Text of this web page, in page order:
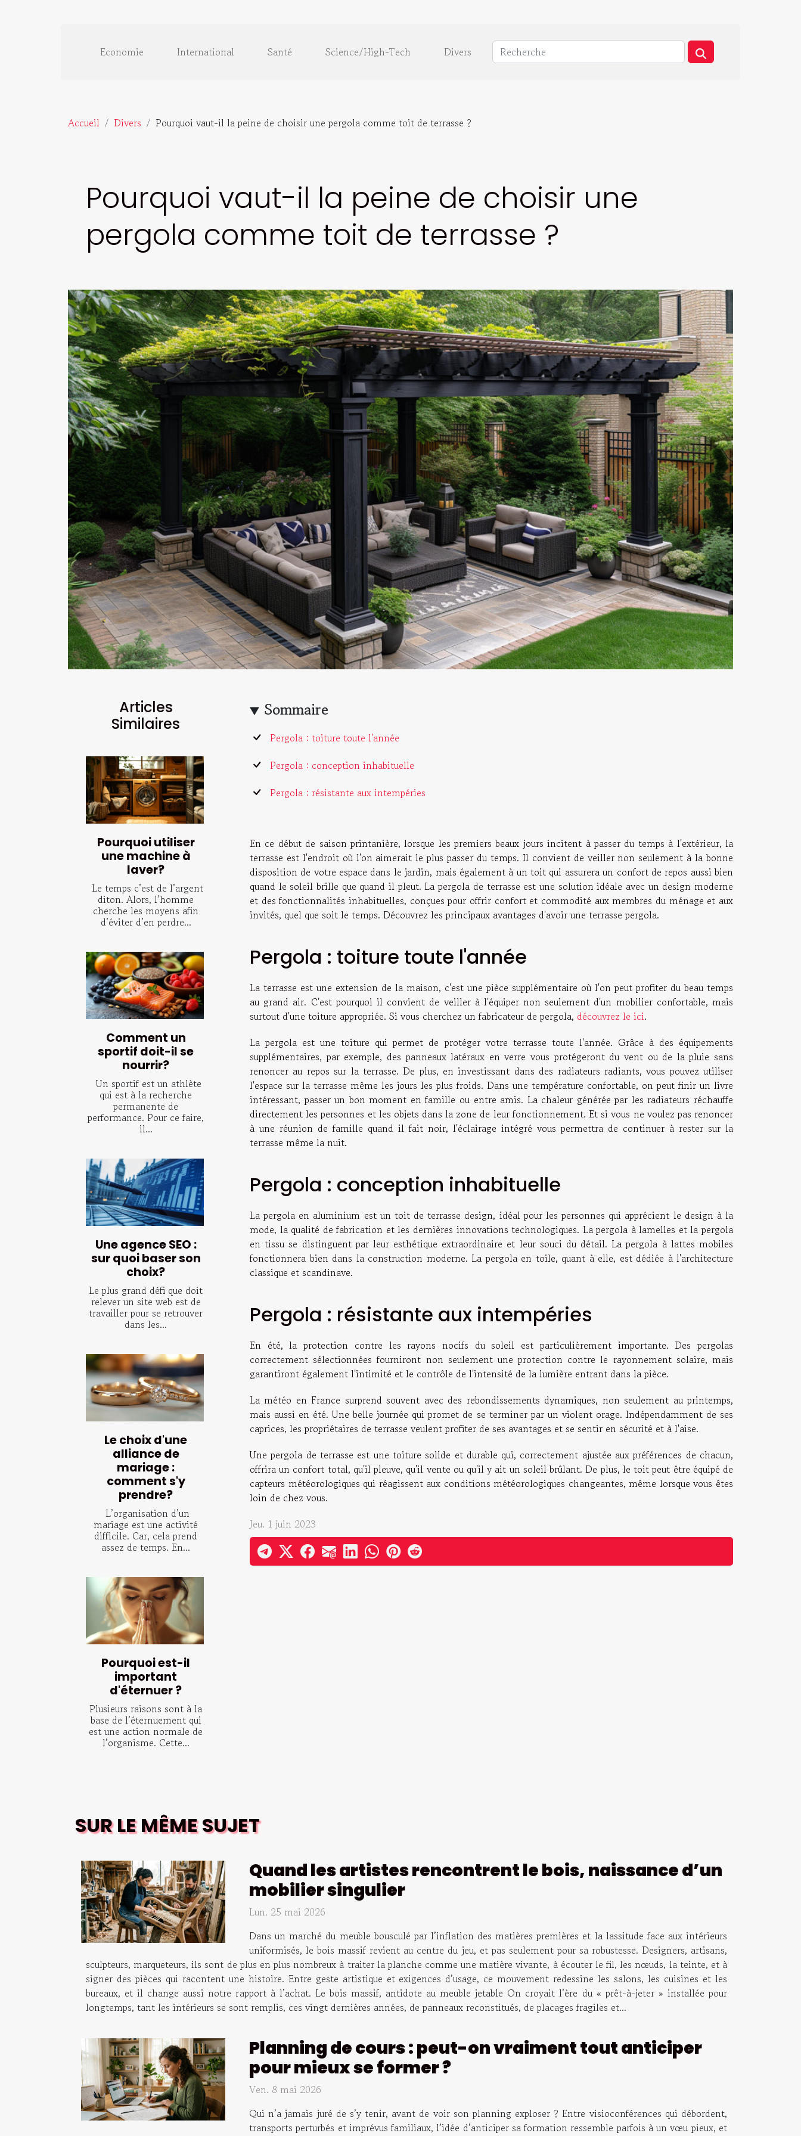
Economie International Santé Science/High-Tech Divers
Accueil Divers Pourquoi vaut-il la peine de choisir une pergola comme toit de terrasse ?
Pourquoi vaut-il la peine de choisir une
pergola comme toit de terrasse ?
Articles
Similaires
Pourquoi utiliser
une machine à
laver?
Le temps c’est de l’argent
diton. Alors, l’homme
cherche les moyens afin
d’éviter d’en perdre...
Comment un
sportif doit-il se
nourrir?
Un sportif est un athlète
qui est à la recherche
permanente de
performance. Pour ce faire,
il...
Une agence SEO :
sur quoi baser son
choix?
Le plus grand défi que doit
relever un site web est de
travailler pour se retrouver
dans les...
Le choix d'une
alliance de
mariage :
comment s'y
prendre?
L’organisation d’un
mariage est une activité
difficile. Car, cela prend
assez de temps. En...
Pourquoi est-il
important
d'éternuer ?
Plusieurs raisons sont à la
base de l’éternuement qui
est une action normale de
l’organisme. Cette...
Sommaire
Pergola : toiture toute l'année
Pergola : conception inhabituelle
Pergola : résistante aux intempéries
En ce début de saison printanière, lorsque les premiers beaux jours incitent à passer du temps à l'extérieur, la
terrasse est l'endroit où l'on aimerait le plus passer du temps. Il convient de veiller non seulement à la bonne
disposition de votre espace dans le jardin, mais également à un toit qui assurera un confort de repos aussi bien
quand le soleil brille que quand il pleut. La pergola de terrasse est une solution idéale avec un design moderne
et des fonctionnalités inhabituelles, conçues pour offrir confort et commodité aux membres du ménage et aux
invités, quel que soit le temps. Découvrez les principaux avantages d'avoir une terrasse pergola.
Pergola : toiture toute l'année
La terrasse est une extension de la maison, c'est une pièce supplémentaire où l'on peut profiter du beau temps
au grand air. C'est pourquoi il convient de veiller à l'équiper non seulement d'un mobilier confortable, mais
surtout d'une toiture appropriée. Si vous cherchez un fabricateur de pergola, découvrez le ici.
La pergola est une toiture qui permet de protéger votre terrasse toute l'année. Grâce à des équipements
supplémentaires, par exemple, des panneaux latéraux en verre vous protégeront du vent ou de la pluie sans
renoncer au repos sur la terrasse. De plus, en investissant dans des radiateurs radiants, vous pouvez utiliser
l'espace sur la terrasse même les jours les plus froids. Dans une température confortable, on peut finir un livre
intéressant, passer un bon moment en famille ou entre amis. La chaleur générée par les radiateurs réchauffe
directement les personnes et les objets dans la zone de leur fonctionnement. Et si vous ne voulez pas renoncer
à une réunion de famille quand il fait noir, l'éclairage intégré vous permettra de continuer à rester sur la
terrasse même la nuit.
Pergola : conception inhabituelle
La pergola en aluminium est un toit de terrasse design, idéal pour les personnes qui apprécient le design à la
mode, la qualité de fabrication et les dernières innovations technologiques. La pergola à lamelles et la pergola
en tissu se distinguent par leur esthétique extraordinaire et leur souci du détail. La pergola à lattes mobiles
fonctionnera bien dans la construction moderne. La pergola en toile, quant à elle, est dédiée à l'architecture
classique et scandinave.
Pergola : résistante aux intempéries
En été, la protection contre les rayons nocifs du soleil est particulièrement importante. Des pergolas
correctement sélectionnées fourniront non seulement une protection contre le rayonnement solaire, mais
garantiront également l'intimité et le contrôle de l'intensité de la lumière entrant dans la pièce.
La météo en France surprend souvent avec des rebondissements dynamiques, non seulement au printemps,
mais aussi en été. Une belle journée qui promet de se terminer par un violent orage. Indépendamment de ses
caprices, les propriétaires de terrasse veulent profiter de ses avantages et se sentir en sécurité et à l'aise.
Une pergola de terrasse est une toiture solide et durable qui, correctement ajustée aux préférences de chacun,
offrira un confort total, qu'il pleuve, qu'il vente ou qu'il y ait un soleil brûlant. De plus, le toit peut être équipé de
capteurs météorologiques qui réagissent aux conditions météorologiques changeantes, même lorsque vous êtes
loin de chez vous.
Jeu. 1 juin 2023
SUR LE MÊME SUJET
Quand les artistes rencontrent le bois, naissance d’un
mobilier singulier
Lun. 25 mai 2026
Dans un marché du meuble bousculé par l’inflation des matières premières et la lassitude face aux intérieurs
uniformisés, le bois massif revient au centre du jeu, et pas seulement pour sa robustesse. Designers, artisans,
sculpteurs, marqueteurs, ils sont de plus en plus nombreux à traiter la planche comme une matière vivante, à écouter le fil, les nœuds, la teinte, et à
signer des pièces qui racontent une histoire. Entre geste artistique et exigences d’usage, ce mouvement redessine les salons, les cuisines et les
bureaux, et il change aussi notre rapport à l’achat. Le bois massif, antidote au meuble jetable On croyait l’ère du « prêt-à-jeter » installée pour
longtemps, tant les intérieurs se sont remplis, ces vingt dernières années, de panneaux reconstitués, de placages fragiles et...
Planning de cours : peut-on vraiment tout anticiper
pour mieux se former ?
Ven. 8 mai 2026
Qui n’a jamais juré de s’y tenir, avant de voir son planning exploser ? Entre visioconférences qui débordent,
transports perturbés et imprévus familiaux, l’idée d’anticiper sa formation ressemble parfois à un vœu pieux, et